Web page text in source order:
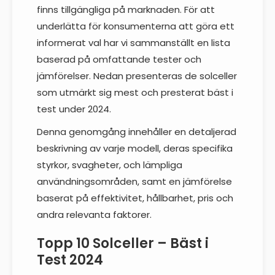
finns tillgängliga på marknaden. För att
underlätta för konsumenterna att göra ett
informerat val har vi sammanställt en lista
baserad på omfattande tester och
jämförelser. Nedan presenteras de solceller
som utmärkt sig mest och presterat bäst i
test under 2024.
Denna genomgång innehåller en detaljerad
beskrivning av varje modell, deras specifika
styrkor, svagheter, och lämpliga
användningsområden, samt en jämförelse
baserat på effektivitet, hållbarhet, pris och
andra relevanta faktorer.
Topp 10 Solceller – Bäst i
Test 2024